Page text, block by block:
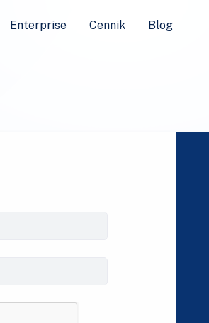
Enterprise Cennik Blog